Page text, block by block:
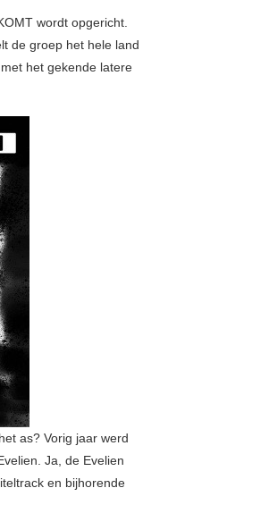
wordt opgericht.
de groep het hele land
het gekende latere
as? Vorig jaar werd
Ja, de Evelien
en bijhorende